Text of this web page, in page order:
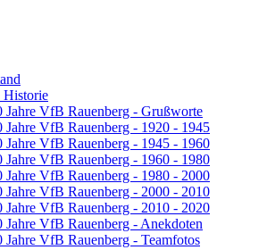
Historie
Jahre VfB Rauenberg - Grußworte
Jahre VfB Rauenberg - 1920 - 1945
Jahre VfB Rauenberg - 1945 - 1960
Jahre VfB Rauenberg - 1960 - 1980
Jahre VfB Rauenberg - 1980 - 2000
Jahre VfB Rauenberg - 2000 - 2010
Jahre VfB Rauenberg - 2010 - 2020
Jahre VfB Rauenberg - Anekdoten
Jahre VfB Rauenberg - Teamfotos